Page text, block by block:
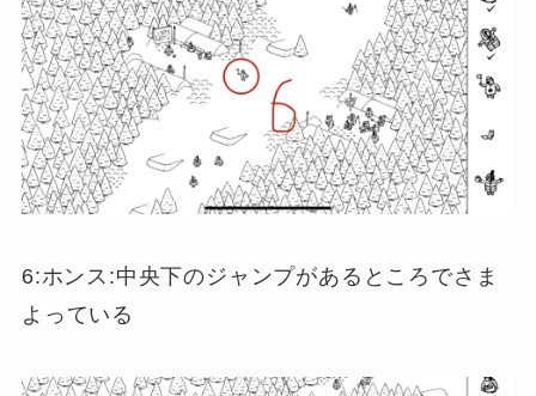
6:ホンス:中央下のジャンプがあるところでさま
よっている